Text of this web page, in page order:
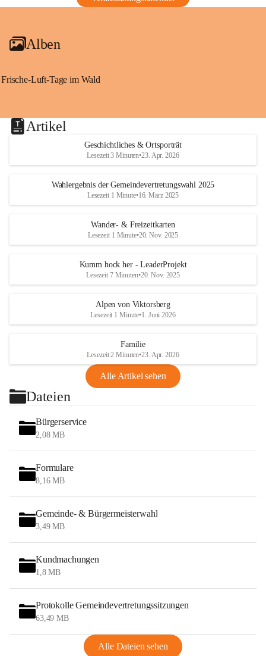
Alben
Frische-Luft-Tage im Wald
Artikel
Geschichtliches & Ortsporträt
Lesezeit 3 Minuten•23. Apr. 2026
Wahlergebnis der Gemeindevertretungswahl 2025
Lesezeit 1 Minute•16. März 2025
Wander- & Freizeitkarten
Lesezeit 1 Minute•20. Nov. 2025
Kumm hock her - LeaderProjekt
Lesezeit 7 Minuten•20. Nov. 2025
Alpen von Viktorsberg
Lesezeit 1 Minute•1. Juni 2026
Familie
Lesezeit 2 Minuten•23. Apr. 2026
Alle Artikel sehen
Dateien
Bürgerservice
2,08 MB
Formulare
8,16 MB
Gemeinde- & Bürgermeisterwahl
3,49 MB
Kundmachungen
1,8 MB
Protokolle Gemeindevertretungssitzungen
63,49 MB
Alle Dateien sehen